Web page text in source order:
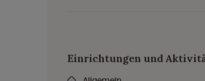
Einrichtungen und